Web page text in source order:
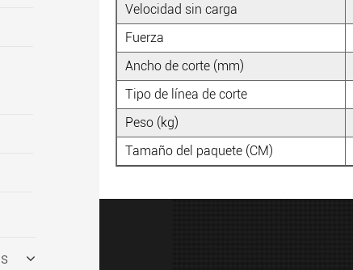
Velocidad sin carga
Fuerza
Ancho de corte (mm)
Tipo de línea de corte
Peso (kg)
Tamaño del paquete (CM)